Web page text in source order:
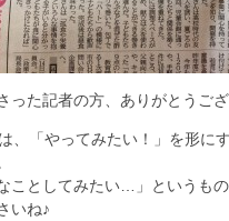
った記者の方、ありがとうご
、「やってみたい！」を形に
ことしてみたい…」というも
いね♪